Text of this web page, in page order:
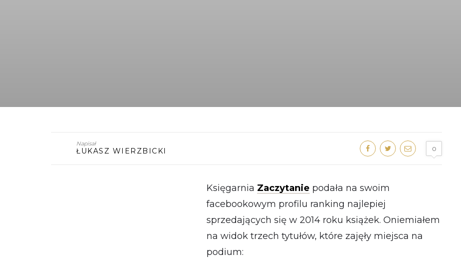
Napisał
ŁUKASZ WIERZBICKI 0
Księgarnia Zaczytanie podała na swoim
facebookowym profilu ranking najlepiej
sprzedających się w 2014 roku książek. Oniemiałem
na widok trzech tytułów, które zajęły miejsca na
podium: